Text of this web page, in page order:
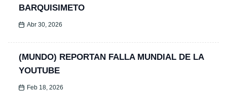
BARQUISIMETO
Abr 30, 2026
(MUNDO) REPORTAN FALLA MUNDIAL DE LA
YOUTUBE
Feb 18, 2026